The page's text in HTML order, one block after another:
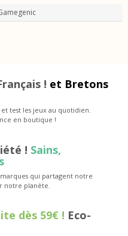
! et Bretons
test les jeux au quotidien.
en boutique !
! Sains,
marques qui partagent notre
notre planète.
dès 59€ ! Eco-